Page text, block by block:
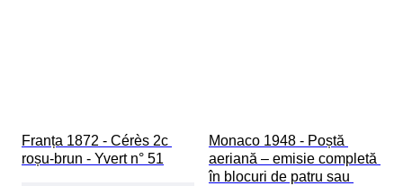
Franța 1872 - Cérès 2c
roșu-brun - Yvert n° 51
Monaco 1948 - Poștă
aeriană – emisie completă
în blocuri de patru sau